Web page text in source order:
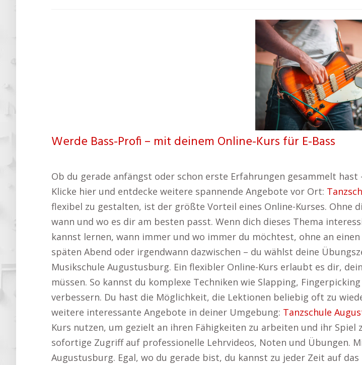
Werde Bass-Profi – mit deinem Online-Kurs für E-Bass
Ob du gerade anfängst oder schon erste Erfahrungen gesammelt
Klicke hier und entdecke weitere spannende Angebote vor Ort:
flexibel zu gestalten, ist der größte Vorteil eines Online-Kurses. Ohne
wann und wo es dir am besten passt. Wenn dich dieses Thema
kannst lernen, wann immer und wo immer du möchtest, ohne an
späten Abend oder irgendwann dazwischen – du wählst deine
Musikschule Augustusburg. Ein flexibler Online-Kurs erlaubt es dir,
müssen. So kannst du komplexe Techniken wie Slapping,
verbessern. Du hast die Möglichkeit, die Lektionen beliebig oft zu
weitere interessante Angebote in deiner Umgebung: Tanzschule
Kurs nutzen, um gezielt an ihren Fähigkeiten zu arbeiten und ihr
sofortige Zugriff auf professionelle Lehrvideos, Noten und Übungen.
Augustusburg. Egal, wo du gerade bist, du kannst zu jeder Zeit auf